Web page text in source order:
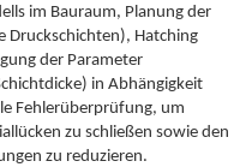
im Bauraum, Planung der
Druckschichten), Hatching
der Parameter
in Abhängigkeit
Fehlerüberprüfung, um
zu schließen sowie den
zu reduzieren.